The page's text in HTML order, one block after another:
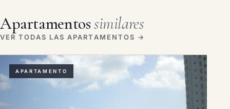
Apartamentossimilares
VER TODAS LAS APARTAMENTOS →
APARTAMENTO